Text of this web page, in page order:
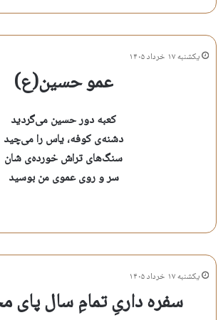
یکشنبه ۱۷ خرداد ۱۴۰۵
عمو حسین(ع)
کعبه دور حسین می‌گردید
دشنه‌ی کوفه، یاس را می‌چید
سنگ‌‌های تراش خورده‌ی شان
سر و روی عموی من بوسید
یکشنبه ۱۷ خرداد ۱۴۰۵
سفره داریِ تمامِ سال پای